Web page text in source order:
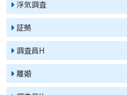
浮気調査
証拠
調査員H
離婚